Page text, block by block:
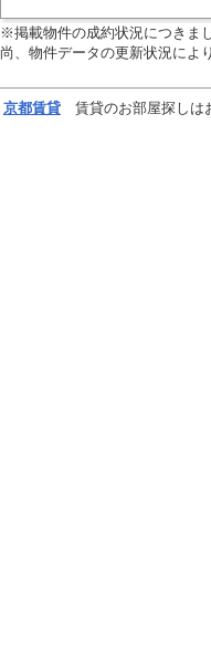
※掲載物件の成約状況につきま
尚、物件データの更新状況によ
京都賃貸 賃貸のお部屋探しは